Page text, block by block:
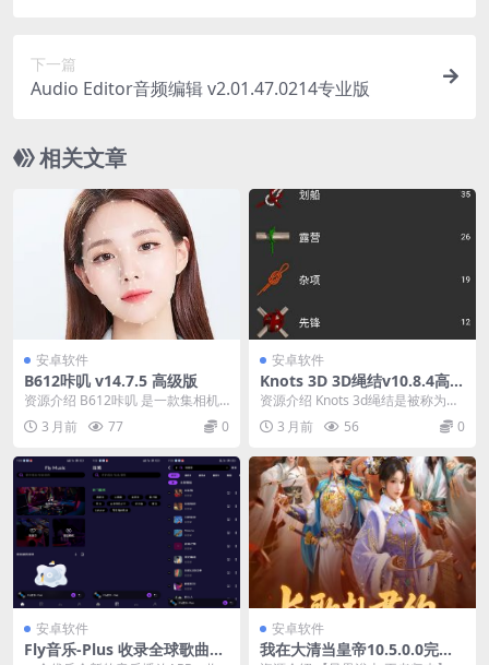
下一篇
Audio Editor音频编辑 v2.01.47.0214专业版
相关文章
安卓软件
B612咔叽 v14.7.5 高级版
资源介绍 B612咔叽 是一款集相机
和照片/视频编辑于一体的应用程
序。我们提供各...
3 月前 77 0
安卓软件
Knots 3D 3D绳结v10.8.4高级
版
资源介绍 Knots 3d绳结是被称为绳
结之王,为世界上最广为欢迎,于各种
户外运...
3 月前 56 0
安卓软件
Fly音乐-Plus 收录全球歌曲资
安卓软件
我在大清当皇帝10.5.0.0完美